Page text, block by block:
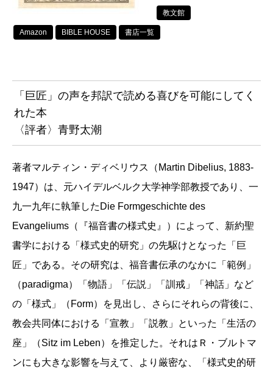
教文館
Amazon BIBLE HOUSE 書店一覧
「巨匠」の声を邦訳で読める喜びを可能にしてく
れた本
〈評者〉青野太潮
著者マルティン・ディベリウス（Martin Dibelius, 1883-
1947）は、元ハイデルベルク大学神学部教授であり、一
九一九年に執筆したDie Formgeschichte des
Evangeliums（『福音書の様式史』）によって、新約聖
書学における「様式史的研究」の先駆けとなった「巨
匠」である。その研究は、福音書伝承のなかに「範例」
（paradigma）「物語」「伝説」「訓戒」「神話」など
の「様式」（Form）を見出し、さらにそれらの背後に、
教会共同体における「宣教」「説教」といった「生活の
座」（Sitz im Leben）を推定した。それはＲ・ブルトマ
ンにも大きな影響を与えて、より厳密な、「様式史的研